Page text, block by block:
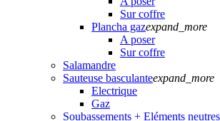
Sur coffre
Plancha gazexpand_more
A poser
Sur coffre
Salamandre
Sauteuse basculanteexpand_more
Electrique
Gaz
Soubassements + Eléments neutres